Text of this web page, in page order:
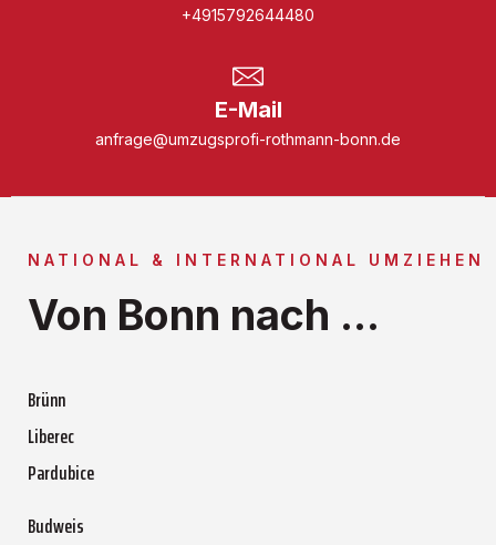
+4915792644480
E-Mail
anfrage@umzugsprofi-rothmann-bonn.de
NATIONAL & INTERNATIONAL UMZIEHEN
Von Bonn nach ...
Brünn
Liberec
Pardubice
Budweis